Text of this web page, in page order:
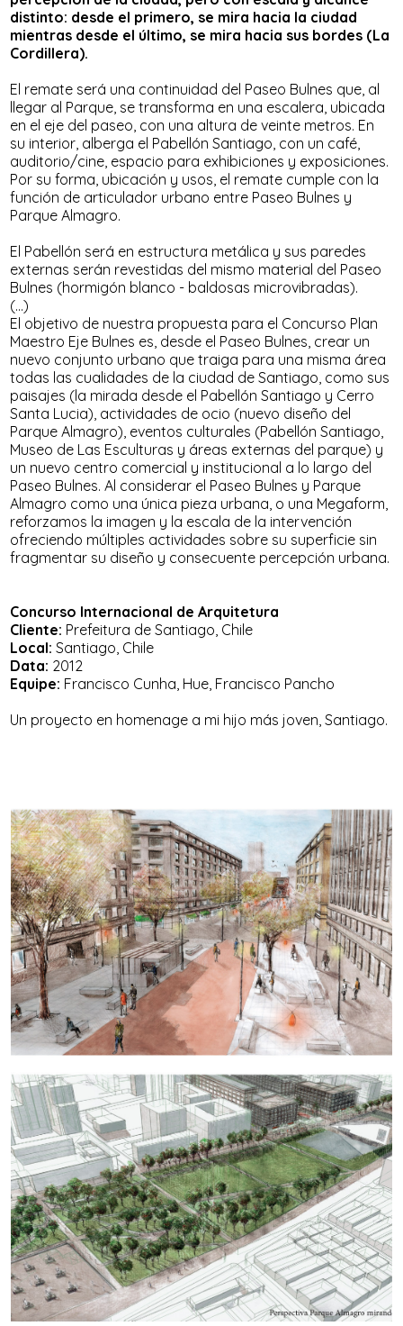
distinto: desde el primero, se mira hacia la ciudad
mientras desde el último, se mira hacia sus bordes (La
Cordillera).
El remate será una continuidad del Paseo Bulnes que, al
llegar al Parque, se transforma en una escalera, ubicada
en el eje del paseo, con una altura de veinte metros. En
su interior, alberga el Pabellón Santiago, con un café,
auditorio/cine, espacio para exhibiciones y exposiciones.
Por su forma, ubicación y usos, el remate cumple con la
función de articulador urbano entre Paseo Bulnes y
Parque Almagro.
El Pabellón será en estructura metálica y sus paredes
externas serán revestidas del mismo material del Paseo
Bulnes (hormigón blanco - baldosas microvibradas).
(...)
El objetivo de nuestra propuesta para el Concurso Plan
Maestro Eje Bulnes es, desde el Paseo Bulnes, crear un
nuevo conjunto urbano que traiga para una misma área
todas las cualidades de la ciudad de Santiago, como sus
paisajes (la mirada desde el Pabellón Santiago y Cerro
Santa Lucia), actividades de ocio (nuevo diseño del
Parque Almagro), eventos culturales (Pabellón Santiago,
Museo de Las Esculturas y áreas externas del parque) y
un nuevo centro comercial y institucional a lo largo del
Paseo Bulnes. Al considerar el Paseo Bulnes y Parque
Almagro como una única pieza urbana, o una Megaform,
reforzamos la imagen y la escala de la intervención
ofreciendo múltiples actividades sobre su superficie sin
fragmentar su diseño y consecuente percepción urbana.
Concurso Internacional de Arquitetura
Cliente: Prefeitura de Santiago, Chile
Local: Santiago, Chile
Data: 2012
Equipe: Francisco Cunha, Hue, Francisco Pancho
Un proyecto en homenage a mi hijo más joven, Santiago.